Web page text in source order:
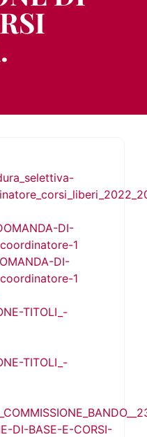
DI-
coordinatore-1
DI-
coordinatore-1
TITOLI_-
TITOLI_-
DI-BASE-E-CORSI-